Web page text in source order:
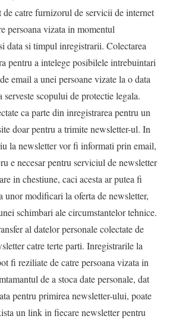
catre furnizorul de servicii de internet
persoana vizata in momentul
data si timpul inregistrarii. Colectarea
pentru a intelege posibilele intrebuintari
email a unei persoane vizate la o data
serveste scopului de protectie legala.
ca parte din inregistrarea pentru un
doar pentru a trimite newsletter-ul. In
la newsletter vor fi informati prin email,
e necesar pentru serviciul de newsletter
in chestiune, caci acesta ar putea fi
unor modificari la oferta de newsletter,
schimbari ale circumstantelor tehnice.
al datelor personale colectate de
catre terte parti. Inregistrarile la
fi reziliate de catre persoana vizata in
de a stoca date personale, dat
pentru primirea newsletter-ului, poate
un link in fiecare newsletter pentru